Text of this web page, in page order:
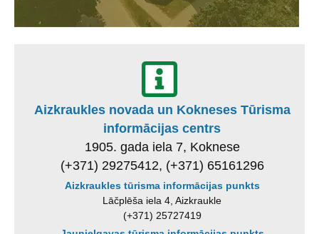
Aizkraukles novada un Kokneses Tūrisma
informācijas centrs
1905. gada iela 7, Koknese
(+371) 29275412, (+371) 65161296
Aizkraukles tūrisma informācijas punkts
Lāčplēša iela 4, Aizkraukle
(+371) 25727419